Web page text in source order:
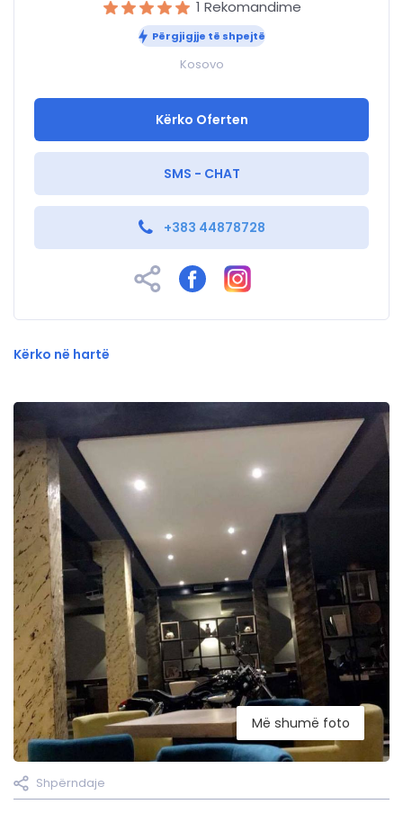
Më shumë foto
Shpërndaje
1 Rekomandime
Përgjigjje të shpejtë
Kosovo
Kërko Oferten
SMS - CHAT
+383 44878728
Kërko në hartë